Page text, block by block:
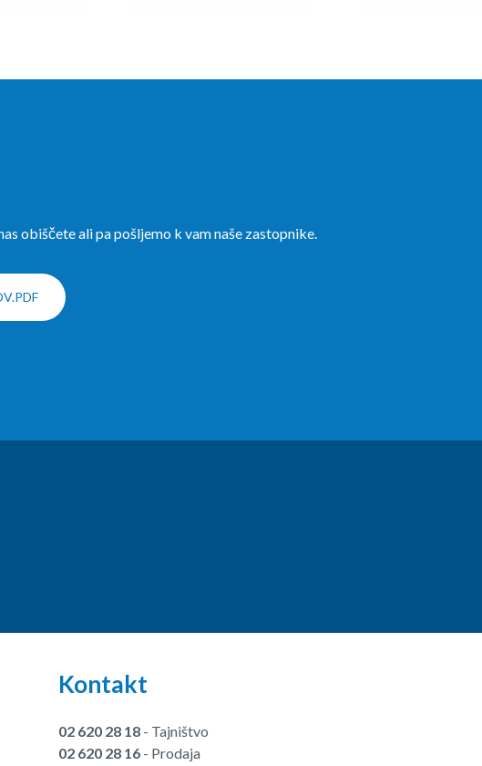
obiščete ali pa pošljemo k vam naše zastopnike.
Kontakt
02 620 28 18 - Tajništvo
02 620 28 16 - Prodaja